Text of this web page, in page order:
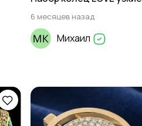
6 месяцев назад
Михаил